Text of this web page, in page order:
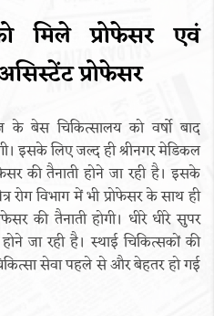
मिले प्रोफेसर एवं
प्रोफेसर
के बेस चिकित्सालय को वर्षो बाद
इसके लिए जल्द ही श्रीनगर मेडिकल
की तैनाती होने जा रही है। इसके
रोग विभाग में भी प्रोफेसर के साथ ही
की तैनाती होगी। धीरे धीरे सुपर
जा रही है। स्थाई चिकित्सकों की
सेवा पहले से और बेहतर हो गई